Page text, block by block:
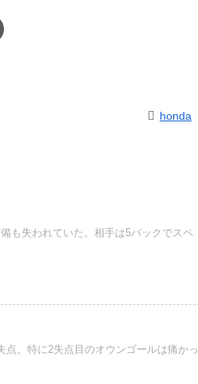
honda
も失われていた。相手は5バックでスペ
。特に2失点目のオウンゴールは痛かっ